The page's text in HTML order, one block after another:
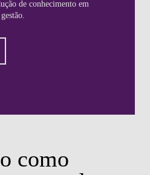
de conhecimento em
como